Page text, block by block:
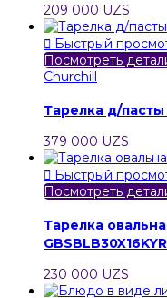
209 000 UZS
 Быстрый
Посмотреть
Churchill
Тарелка д/пасты
379 000 UZS
 Быстрый
Посмотреть
Тарелка
230 000 UZS